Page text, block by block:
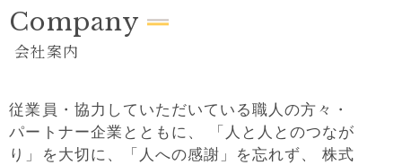
Company
会社案内
従業員・協力していただいている職人の方々・
パートナー企業とともに、
「人と人とのつなが
り」を大切に、「人への感謝」を忘れず、
株式